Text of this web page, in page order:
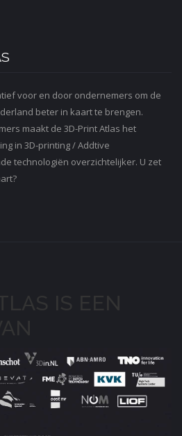
voor en door ondernemers om de
beter in kaart te brengen.
maakt de 3D-Print Atlas het
in 3D-printing / Addtive
technologiën overzichtelijker. U zet